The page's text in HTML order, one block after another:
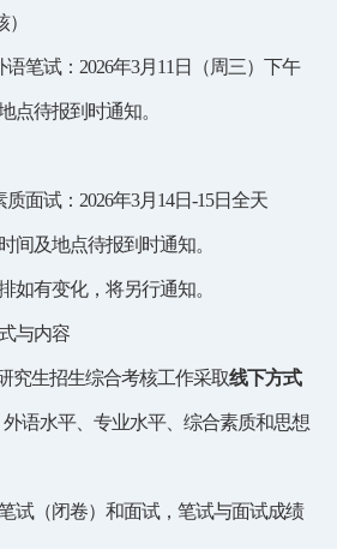
语笔试：2026年3月11日（周三）下午
点待报到时通知。
质面试：2026年3月14日-15日全天
间及地点待报到时通知。
如有变化，将另行通知。
与内容
究生招生综合考核工作采取线下方式
语水平、专业水平、综合素质和思想
试（闭卷）和面试，笔试与面试成绩